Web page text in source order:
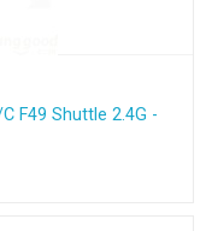
F49 Shuttle 2.4G -